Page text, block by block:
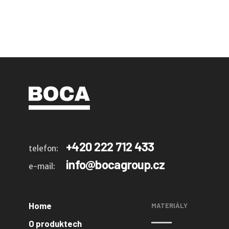
telefon: +420 222 712 433
e-mail: info@bocagroup.cz
Home
O produktech
MATERIÁLY